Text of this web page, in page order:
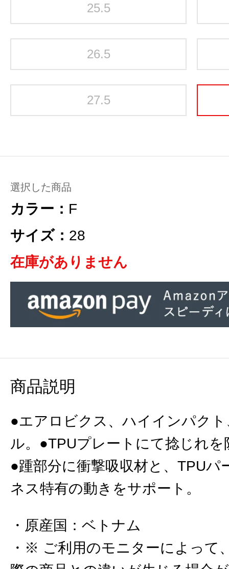
25.5
26.5
27.5
選択した商品
カラー： F
サイズ： 28
在庫がありません
商品説明
●エアロビクス、ハイインパク
ル。●TPUプレートにて捻じれ
●踵部分に衝撃吸収材と、TPUパ
ネス特有の動きをサポート。
原産国 ： ベトナム
※ ご利用のモニターによって